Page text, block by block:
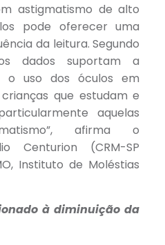
astigmatismo de alto
pode oferecer uma
da leitura. Segundo
dados suportam a
o uso dos óculos em
que estudam e
aquelas
afirma o
Centurion (CRM-SP
Instituto de Moléstias
à diminuição da